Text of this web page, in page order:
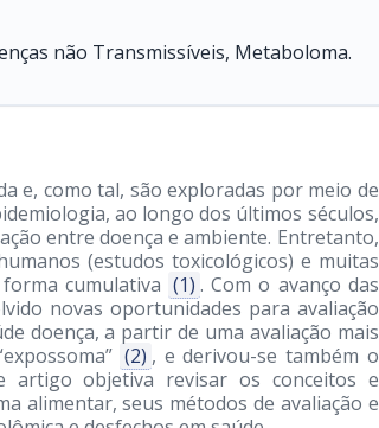
não Transmissíveis, Metaboloma.
e, como tal, são exploradas por meio de
ao longo dos últimos séculos,
entre doença e ambiente. Entretanto,
(estudos toxicológicos) e muitas
cumulativa (1) . Com o avanço das
novas oportunidades para avaliação
doença, a partir de uma avaliação mais
(2) , e derivou-se também o
artigo objetiva revisar os conceitos e
alimentar, seus métodos de avaliação e